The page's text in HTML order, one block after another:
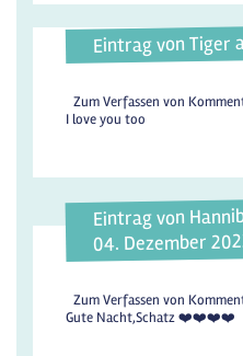
Eintrag von Tiger
Zum Verfassen von
I love you too
Eintrag von
04. Dezember
Zum Verfassen von
Gute Nacht,Schatz ❤️❤️❤️❤️